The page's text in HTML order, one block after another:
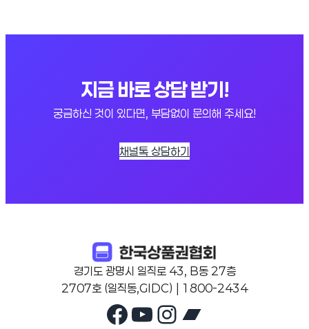
지금 바로 상담 받기!
궁금하신 것이 있다면, 부담없이 문의해 주세요!
채널톡 상담하기
경기도 광명시 일직로 43, B동 27층
2707호 (일직동,GIDC) | 1800-2434
Facebook
YouTube
Instagram